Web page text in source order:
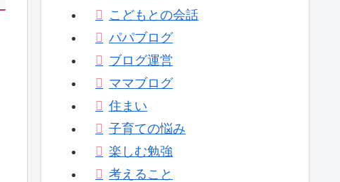
こどもとの会話
パパブログ
ブログ運営
ママブログ
住まい
子育ての悩み
楽しむ勉強
考えること